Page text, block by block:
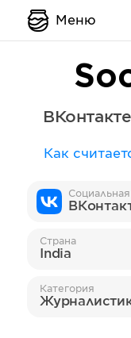
Меню
ВКонтакте
Как
Страна
India
Категория